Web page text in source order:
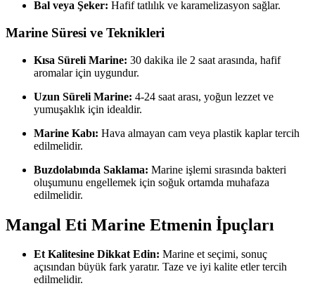
Bal veya Şeker: Hafif tatlılık ve karamelizasyon sağlar.
Marine Süresi ve Teknikleri
Kısa Süreli Marine: 30 dakika ile 2 saat arasında, hafif
aromalar için uygundur.
Uzun Süreli Marine: 4-24 saat arası, yoğun lezzet ve
yumuşaklık için idealdir.
Marine Kabı: Hava almayan cam veya plastik kaplar tercih
edilmelidir.
Buzdolabında Saklama: Marine işlemi sırasında bakteri
oluşumunu engellemek için soğuk ortamda muhafaza
edilmelidir.
Mangal Eti Marine Etmenin İpuçları
Et Kalitesine Dikkat Edin: Marine et seçimi, sonuç
açısından büyük fark yaratır. Taze ve iyi kalite etler tercih
edilmelidir.